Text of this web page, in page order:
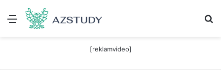
Menu
[reklamvideo]